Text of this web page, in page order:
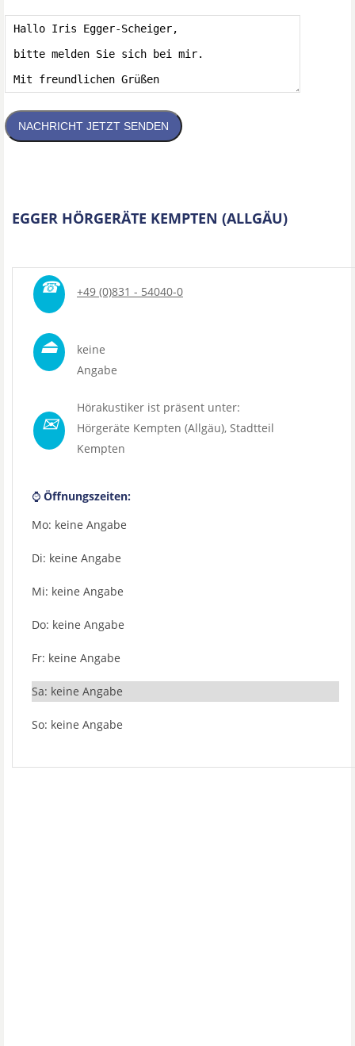
NACHRICHT JETZT SENDEN
EGGER HÖRGERÄTE KEMPTEN (ALLGÄU)
☎ +49 (0)831 - 54040-0
⏏
keine
Angabe
✉
Hörakustiker ist präsent unter:
Hörgeräte Kempten (Allgäu), Stadtteil
Kempten
⌚ Öffnungszeiten:
Mo: keine Angabe
Di: keine Angabe
Mi: keine Angabe
Do: keine Angabe
Fr: keine Angabe
Sa: keine Angabe
So: keine Angabe